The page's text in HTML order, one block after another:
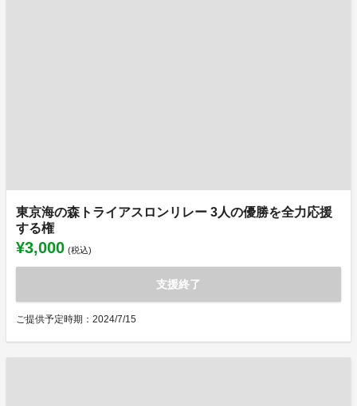
東京海の森トライアスロンリレー 3人の優勝を全力応援
する権
¥3,000 (税込)
支援終了
ご提供予定時期：2024/7/15